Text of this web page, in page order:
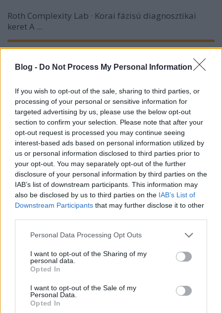
Blog - Do Not Process My Personal Information
If you wish to opt-out of the sale, sharing to third parties, or
processing of your personal or sensitive information for
targeted advertising by us, please use the below opt-out
section to confirm your selection. Please note that after your
opt-out request is processed you may continue seeing
interest-based ads based on personal information utilized by
us or personal information disclosed to third parties prior to
your opt-out. You may separately opt-out of the further
disclosure of your personal information by third parties on the
IAB’s list of downstream participants. This information may
also be disclosed by us to third parties on the IAB’s List of
Downstream Participants that may further disclose it to other
Please note that this website/app uses one or more Google
not limited to your visit or usage behaviour. You may click to
grant or deny consent to Google and its third-party tags to
use your data for below specified purposes in below Google
consent section.
Personal Data Processing Opt Outs
I want to opt-out of the Sharing of my
personal data.
Opted In
I want to opt-out of the Sale of my
Personal Data.
Opted In
Roth Complexity Lab · Korai fázisú diagnosztikai
keret A ...
Polikarbonát lemez: A modern és
BAUPRO.HU · ÉPÍTŐANYAG ÚTMUTATÓ